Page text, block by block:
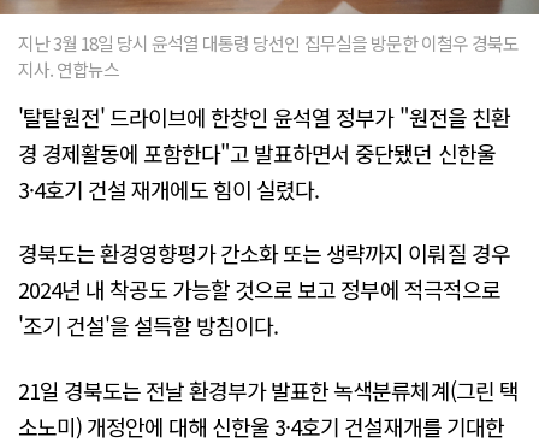
지난 3월 18일 당시 윤석열 대통령 당선인 집무실을 방문한 이철우 경북도
지사. 연합뉴스
'탈탈원전' 드라이브에 한창인 윤석열 정부가 "원전을 친환
경 경제활동에 포함한다"고 발표하면서 중단됐던 신한울
3·4호기 건설 재개에도 힘이 실렸다.
경북도는 환경영향평가 간소화 또는 생략까지 이뤄질 경우
2024년 내 착공도 가능할 것으로 보고 정부에 적극적으로
'조기 건설'을 설득할 방침이다.
21일 경북도는 전날 환경부가 발표한 녹색분류체계(그린 택
소노미) 개정안에 대해 신한울 3·4호기 건설재개를 기대한